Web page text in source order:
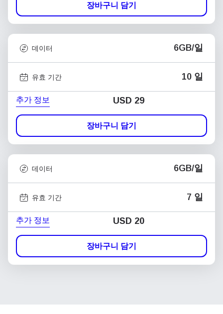
장바구니 담기
데이터 6GB/일
유효 기간 10 일
추가 정보 USD 29
장바구니 담기
데이터 6GB/일
유효 기간 7 일
추가 정보 USD 20
장바구니 담기